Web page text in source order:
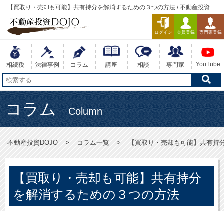
【買取り・売却も可能】共有持分を解消するための３つの方法 / 不動産投資
ログイン 会員登録 専門家登録
相続税 法律事例 コラム 講座 相談 専門家 YouTube
コラム Column
不動産投資DOJO コラム一覧 【買取り・売却も可能】共有
【買取り・売却も可能】共有持分
を解消するための３つの方法